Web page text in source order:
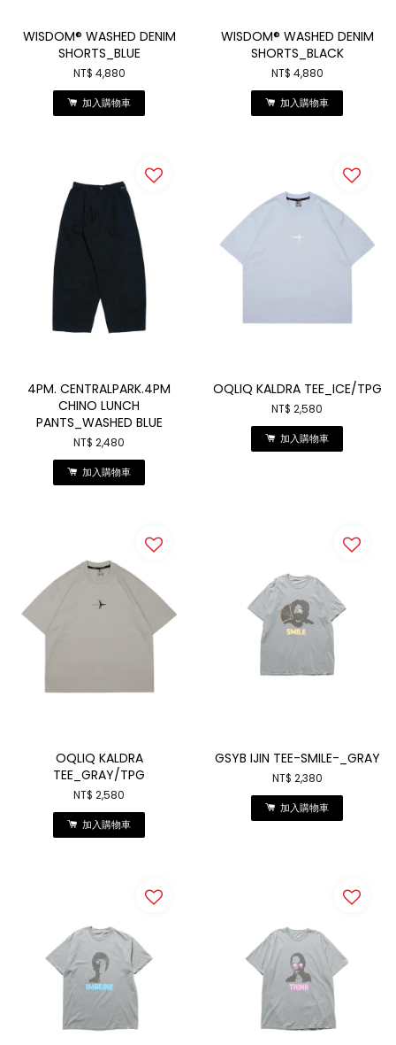
WISDOM® WASHED DENIM
SHORTS_BLUE
NT$ 4,880
加入購物車
WISDOM® WASHED DENIM
SHORTS_BLACK
NT$ 4,880
加入購物車
4PM. CENTRALPARK.4PM
CHINO LUNCH
PANTS_WASHED BLUE
NT$ 2,480
加入購物車
OQLIQ KALDRA TEE_ICE/TPG
NT$ 2,580
加入購物車
OQLIQ KALDRA
TEE_GRAY/TPG
NT$ 2,580
加入購物車
GSYB IJIN TEE-SMILE-_GRAY
NT$ 2,380
加入購物車